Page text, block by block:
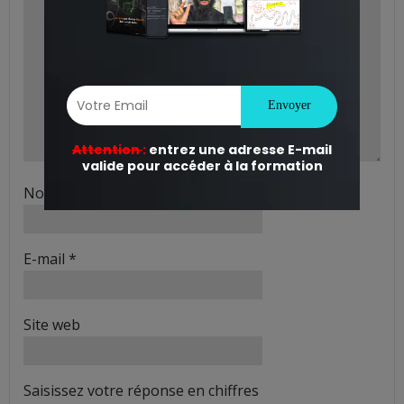
Nom
E-mail *
Site web
Saisissez votre réponse en chiffres